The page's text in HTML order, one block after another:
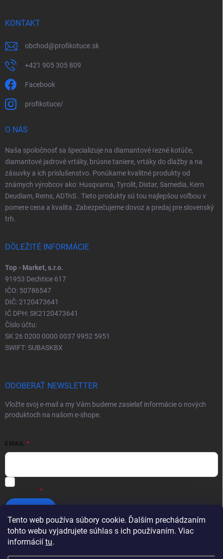
Tento web používa súbory cookie. Ďalším prechádzaním
tohto webu vyjadrujete súhlas s ich používaním. Viac
informácií tu.
KONTAKT
obchod@profikotuce.sk
+421 905 305 809
Facebook
profikotuce/
O NÁS
Naša spoločnosť sa špecializuje na diamantové rezné kotúče,
diamantové jadrové vrtáky, brúsne taniere, vrtáky do dlažby a na
zásuvky a ich príslušenstvo. Ponúkame kvalitné produkty od
známych výrobcov ako: Husqvarna, Tyrolit, Distar, Samedia, Kern
Deudiam, Rems, ADTnS . Tieto produkty sú tou najlepšou voľbou v
pomere cena a kvalita. Zabezpečujeme dovoz a predaj pre slovenský
trh.
DÔLEŽITÉ INFORMÁCIE
Top - Market, s.r.o.
91953 Dechtice 617
IČO: 50786547
DIČ: 2120473641
IČ DPH: SK2120473641
Číslo účtu:
SK 26 0200 0000 0037 9952 5951
SWIFT: SUBASKBX
ODOBERAŤ NEWSLETTER
Vložte svoj e-mail a my Vám budeme zasielať informácie o nových
produktoch na našom e-shope.
EMAIL